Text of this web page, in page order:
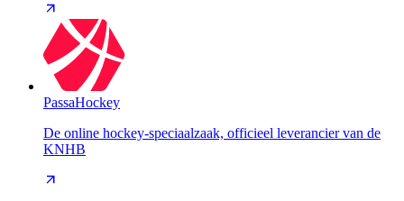
PassaHockey
De online hockey-speciaalzaak, officieel leverancier van de
KNHB